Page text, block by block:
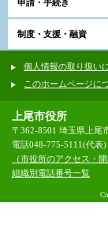
申請・手続き
制度・支援・融資
個人情報の取り扱い
このホームページに
上尾市役所
〒362-8501 埼玉県上尾
電話048-775-5111(代表)
（市役所のアクセス・開
組織別電話番号一覧